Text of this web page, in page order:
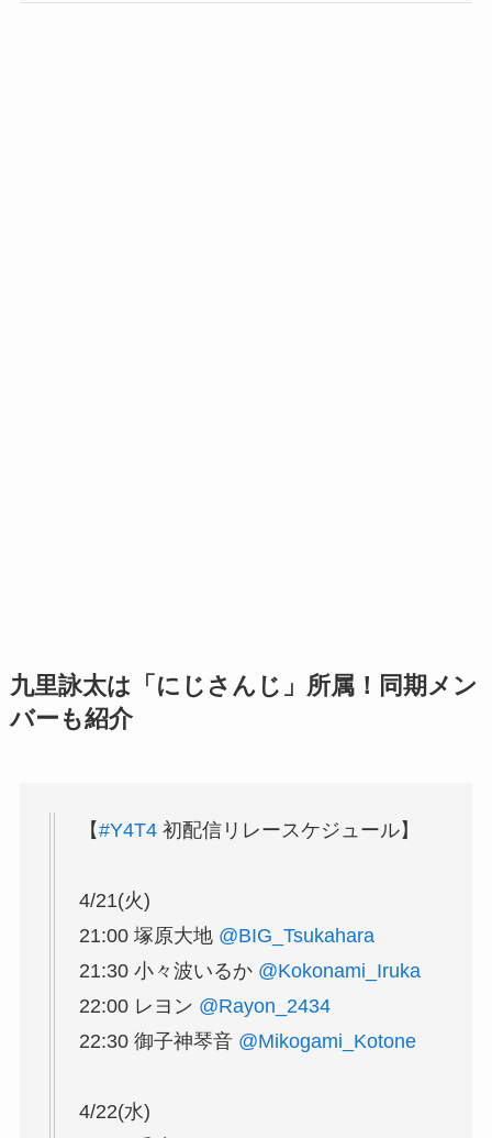
九里詠太は「にじさんじ」所属！同期メン
バーも紹介
【#Y4T4初配信リレースケジュール】
4/21(火)
21:00 塚原大地 @BIG_Tsukahara
21:30 小々波いるか @Kokonami_Iruka
22:00 レヨン @Rayon_2434
22:30 御子神琴音 @Mikogami_Kotone
4/22(水)